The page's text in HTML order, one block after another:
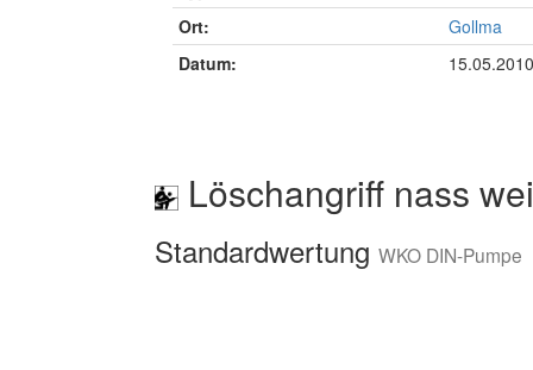
Ort:
Gollma
Datum:
15.05.2010
Löschangriff nass
Standardwertung WKO DIN-Pumpe